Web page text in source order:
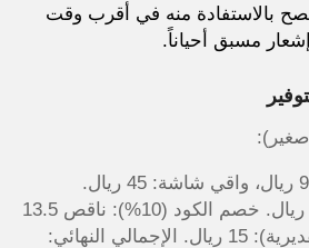
بالاستفادة منه في أقرب وقت
إشعار مسبق أحياناً.
صغير):
كفر آيفون سيليكون: 90 ريال، واقي شاشة: 45 ريال.
المجموع الفرعي: 135 ريال. خصم الكود (10%): ناقص 13.5
ريال. تكلفة الشحن (تقديرية): 15 ريال. الإجمالي النهائي: